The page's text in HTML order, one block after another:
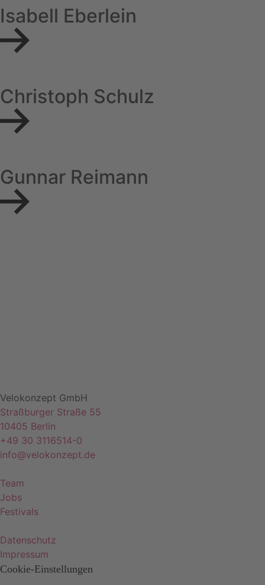
Isabell Eberlein
Christoph Schulz
Gunnar Reimann
Velokonzept GmbH
Straßburger Straße 55
10405 Berlin
+49 30 3116514-0
info@velokonzept.de
Team
Jobs
Festivals
Datenschutz
Impressum
Cookie-Einstellungen